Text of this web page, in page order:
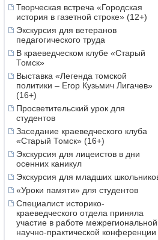
Творческая встреча «Городская
история в газетной строке» (12+)
Экскурсия для ветеранов
педагогического труда
В краеведческом клубе «Старый
Томск»
Выставка «Легенда томской
политики – Егор Кузьмич Лигачев»
(16+)
Просветительский урок для
студентов
Заседание краеведческого клуба
«Старый Томск» (16+)
Экскурсия для лицеистов в дни
осенних каникул
Экскурсия для младших
«Уроки памяти» для студентов
Специалист историко-
краеведческого отдела приняла
участие в работе межрегиональной
научно-практической конференции